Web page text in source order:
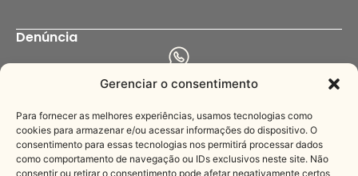
Gerenciar o consentimento
Para fornecer as melhores experiências, usamos tecnologias como
cookies para armazenar e/ou acessar informações do dispositivo. O
consentimento para essas tecnologias nos permitirá processar dados
como comportamento de navegação ou IDs exclusivos neste site. Não
consentir ou retirar o consentimento pode afetar negativamente certos
Denúncia
denuncia.bsp@salesianos.com.br
Imprensa